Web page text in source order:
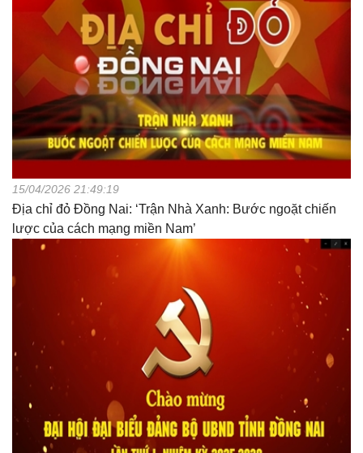
15/04/2026 21:49:19
Địa chỉ đỏ Đồng Nai: ‘Trận Nhà Xanh: Bước ngoặt chiến
lược của cách mạng miền Nam’